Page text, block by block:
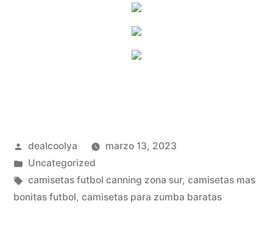
Publicado
por
dealcoolya
marzo 13, 2023
Publicado
en
Uncategorized
Etiquetas:
camisetas futbol canning zona sur, camisetas mas
bonitas futbol, camisetas para zumba baratas